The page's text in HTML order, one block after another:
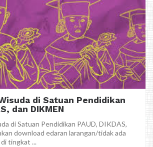
di Satuan Pendidikan
dan DIKMEN
di Satuan Pendidikan PAUD, DIKDAS,
larangan/tidak ada
tingkat ...